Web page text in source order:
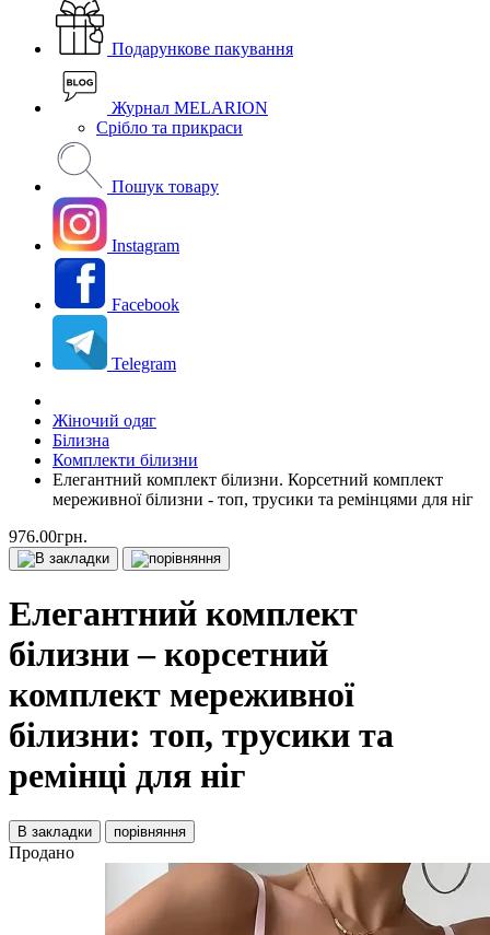
Подарункове пакування
Журнал MELARION
Срібло та прикраси
Пошук товару
Instagram
Facebook
Telegram
Жіночий одяг
Білизна
Комплекти білизни
Елегантний комплект білизни. Корсетний комплект
мереживної білизни - топ, трусики та ремінцями для ніг
976.00грн.
Елегантний комплект
білизни – корсетний
комплект мереживної
білизни: топ, трусики та
ремінці для ніг
В закладки порівняння
Продано